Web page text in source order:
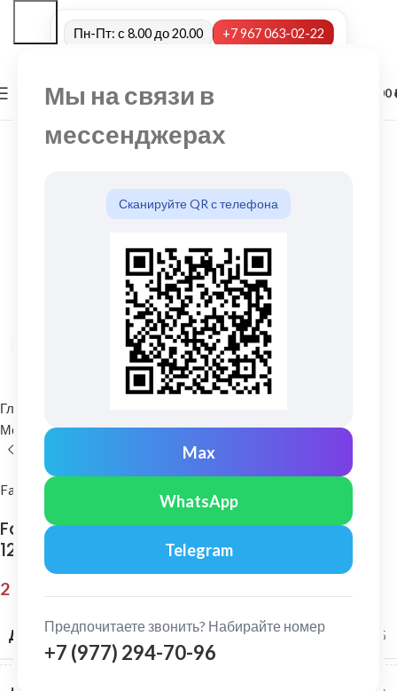
Мы на связи в
мессенджерах
Сканируйте QR с телефона
Max
WhatsApp
Telegram
Предпочитаете звонить? Набирайте номер
+7 (977) 294-70-96
Пн-Пт: с 8.00 до 20.00 +7 967 063-02-22
МЕНЮ 0,00
Нажмите, чтобы увеличить
Главная
Металлические водосточные системы Угол желоба
FarAcs PREMIUM
FarAcs PREMIUM: Угол желоба внешний 90°
125/90 MATT Ral 8017
2 421,00
ДИАМЕТР ЖЕЛОБА 125